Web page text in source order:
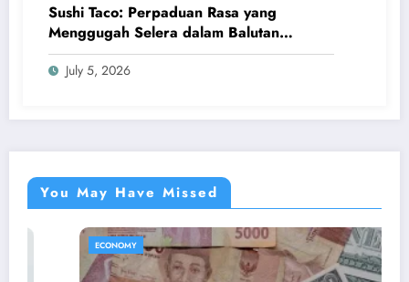
Sushi Taco: Perpaduan Rasa yang
Menggugah Selera dalam Balutan
Kreativitas Modern
July 5, 2026
You May Have Missed